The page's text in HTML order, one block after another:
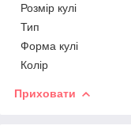
Розмір кулі
Тип
Форма кулі
Колір
Приховати